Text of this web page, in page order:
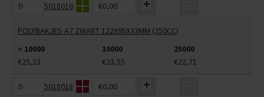
5018016 €0,00
POLYBAKJES A7 ZWART 122X95X33MM (250CC)
< 10000
10000
25000
€25,23
€23,55 €22,71
5018018 €0,00